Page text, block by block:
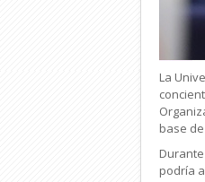
La
base
podría